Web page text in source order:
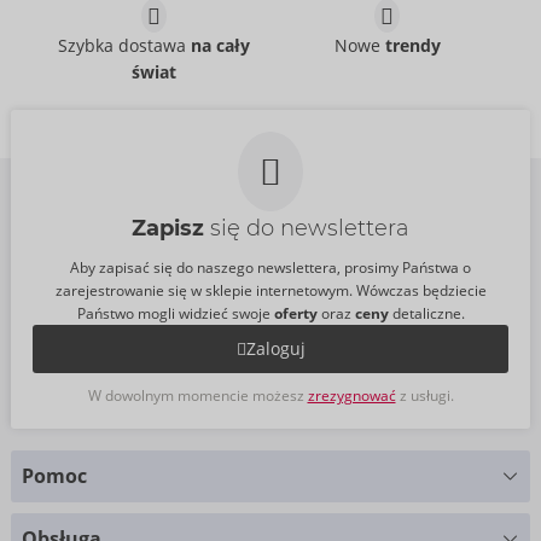
PDX Elite Moto Bator
PDX Elite
05912970000
Cena sugerowana:
Elite Talk Dirty
Rotobator
Szybka dostawa na cały
świat
Nowe trendy
Zapisz się do newslettera
Aby zapisać się do naszego newslettera, prosimy Państwa o
zarejestrowanie się w sklepie internetowym. Wówczas będziecie
Państwo mogli widzieć swoje ofertyoraz cenydetaliczne.
Zaloguj
W dowolnym momencie możesz zrezygnowaćz usługi.
Pomoc